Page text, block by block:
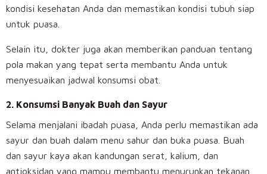
kondisi kesehatan Anda dan memastikan kondisi tubuh siap
untuk puasa.
Selain itu, dokter juga akan memberikan panduan tentang
pola makan yang tepat serta membantu Anda untuk
menyesuaikan jadwal konsumsi obat.
2. Konsumsi Banyak Buah dan Sayur
Selama menjalani ibadah puasa, Anda perlu memastikan ada
sayur dan buah dalam menu sahur dan buka puasa. Buah
dan sayur kaya akan kandungan serat, kalium, dan
antioksidan yang mampu membantu menurunkan tekanan